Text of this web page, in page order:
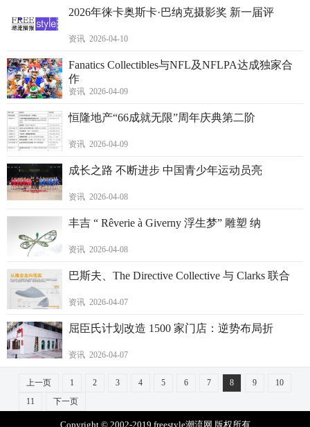
2026年徕卡奥斯卡·巴纳克摄影奖 新一届评
资讯 2026-04-10
Fanatics Collectibles与NFL及NFLPA达成独家合
作
资讯 2026-04-09
恒隆地产“66成就无限”周年庆典第二阶
资讯 2026-04-09
成长之路 不断进步 中国青少年运动员亮
资讯 2026-04-08
丰吉 “ Rêverie à Giverny 浮生梦” 雕塑 纳
资讯 2026-04-08
巴斯夫、The Directive Collective 与 Clarks 联合
资讯 2026-04-07
屈臣氏计划改造 1500 家门店：逆势布局折
资讯 2026-04-07
上一页 1 2 3 4 5 6 7 8 9
10
11
下一页
Copyright © 2002-2019 freestyle潮流网 版权所有